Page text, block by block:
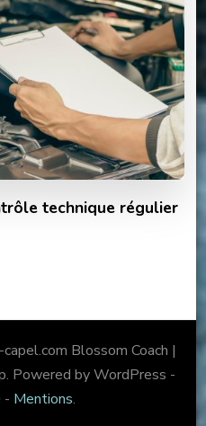
technique régulier
Blossom Coach |
Powered by WordPress -
- Mentions.